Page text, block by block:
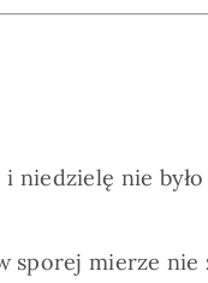
nie
mierze nie